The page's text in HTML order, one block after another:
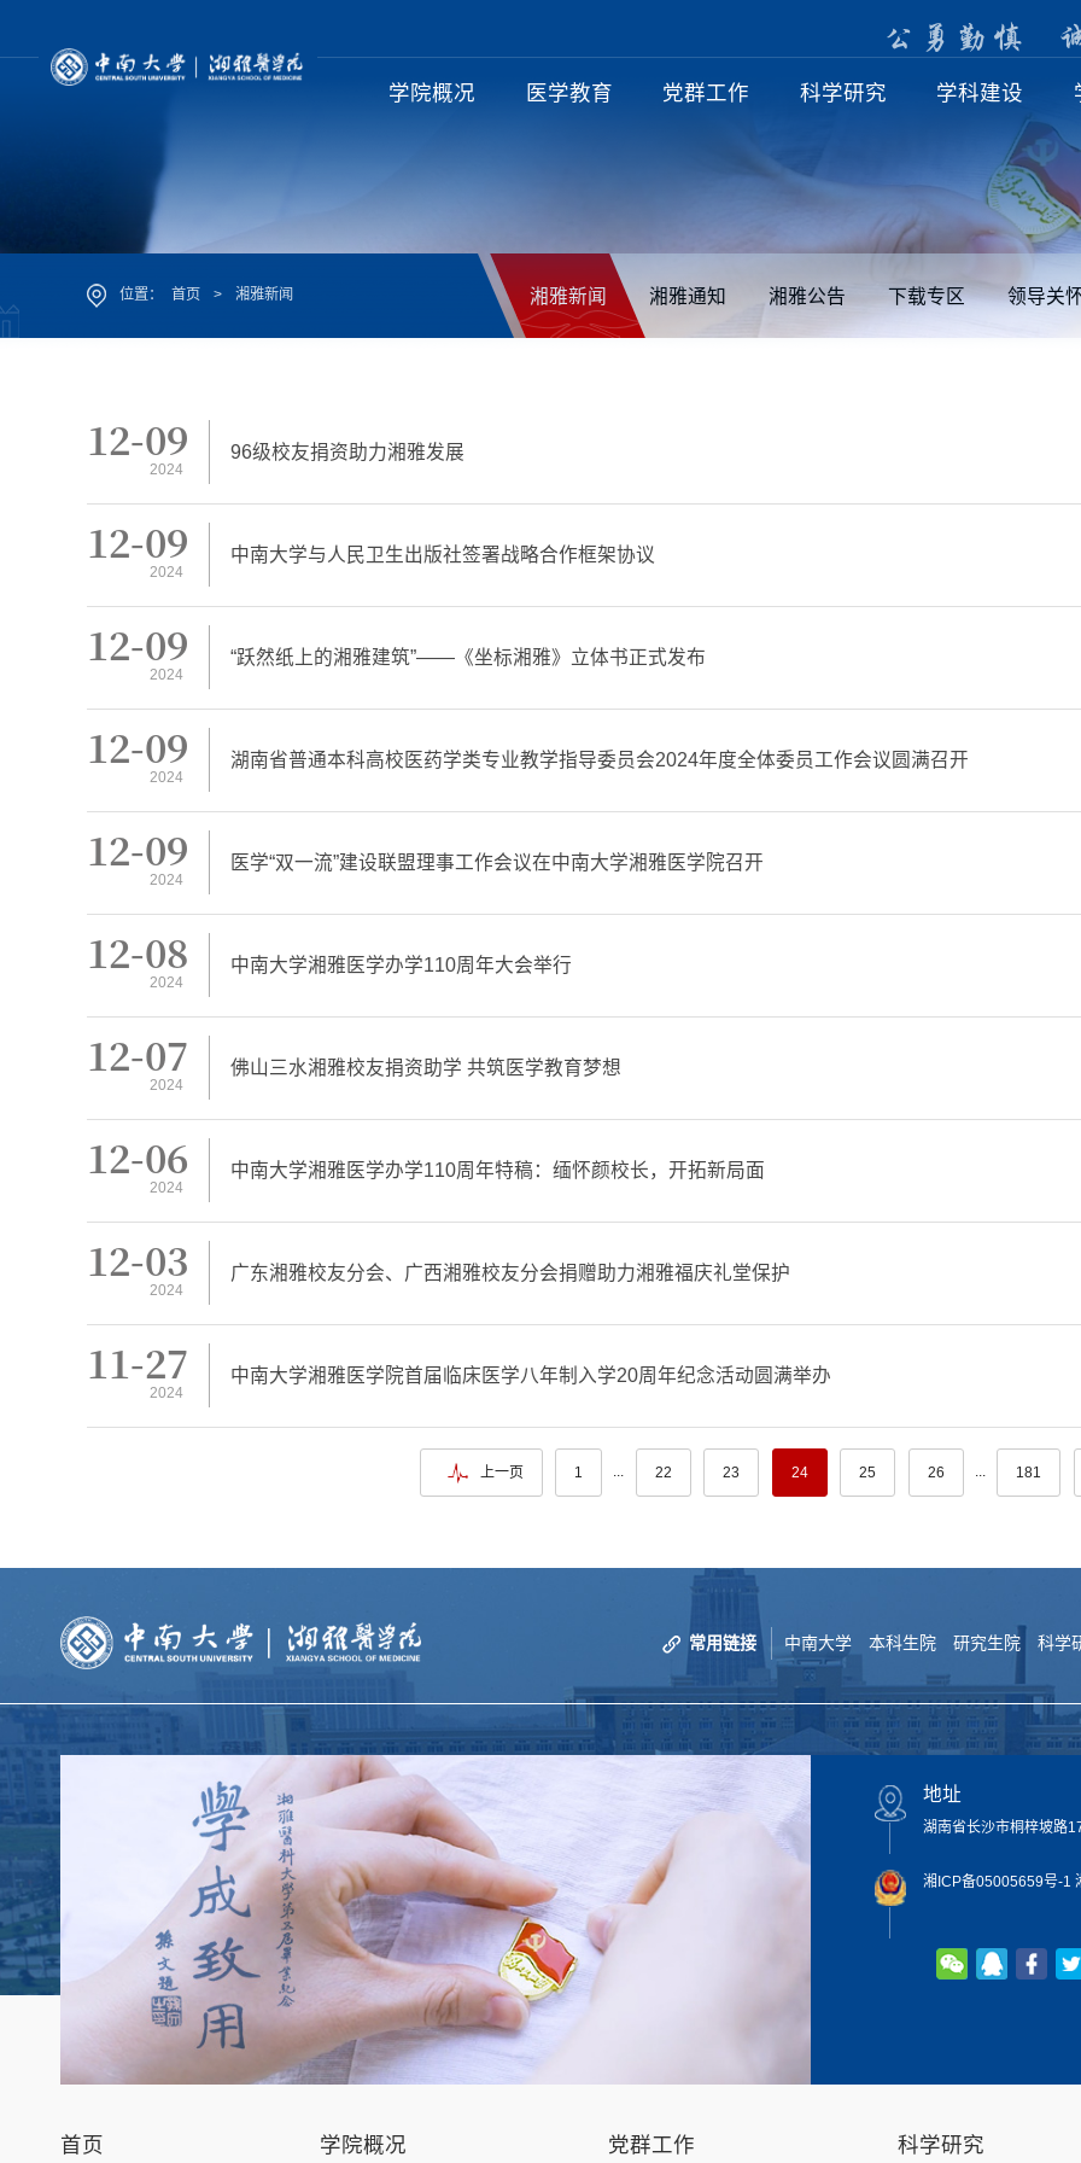
公 勇 勤 慎
学院概况 医学教育 党群工作 科学研究 学科建设
位置： 首页 > 湘雅新闻 湘雅新闻 湘雅通知 湘雅公告 下载专区 领导关
12-09
2024
96级校友捐资助力湘雅发展
12-09
2024
中南大学与人民卫生出版社签署战略合作框架协议
12-09
2024
“跃然纸上的湘雅建筑”——《坐标湘雅》立体书正式发布
12-09
2024
湖南省普通本科高校医药学类专业教学指导委员会2024年度全体委员工作会议圆满召开
12-09
2024
医学“双一流”建设联盟理事工作会议在中南大学湘雅医学院召开
12-08
2024
中南大学湘雅医学办学110周年大会举行
12-07
2024
佛山三水湘雅校友捐资助学 共筑医学教育梦想
12-06
2024
中南大学湘雅医学办学110周年特稿：缅怀颜校长，开拓新局面
12-03
2024
广东湘雅校友分会、广西湘雅校友分会捐赠助力湘雅福庆礼堂保护
11-27
2024
中南大学湘雅医学院首届临床医学八年制入学20周年纪念活动圆满举办
上一页 1 22 23 24 25 26 181
常用链接 中南大学 本科生院 研究生院 科学
地址
湖南省长沙市桐梓坡路
湘ICP备05005659号-1
首页 学院概况 党群工作 科学研究